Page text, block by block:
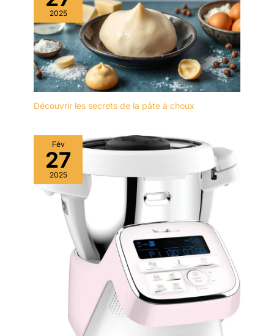
2025
Découvrir les secrets de la pâte à choux
Fév
27
2025